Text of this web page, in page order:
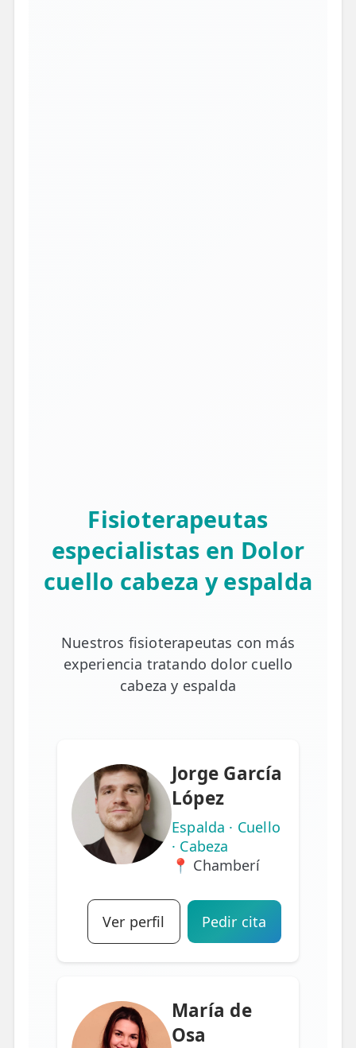
Fisioterapeutas
especialistas en Dolor
cuello cabeza y espalda
Nuestros fisioterapeutas con más
experiencia tratando dolor cuello
cabeza y espalda
Jorge García
López
Espalda · Cuello
· Cabeza
📍 Chamberí
Ver perfil Pedir cita
María de
Osa